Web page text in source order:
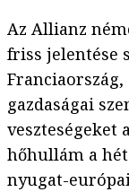
Az Allianz
friss jelentése
Franciaország,
gazdaságai
veszteségeket
hőhullám a
nyugat-